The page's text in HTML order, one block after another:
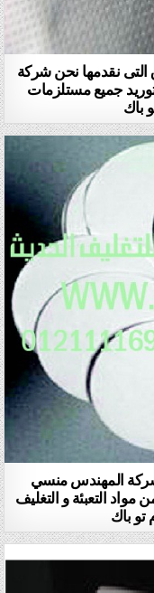
التى نقدمها نحن شركة
جميع مستلزمات
باك
شركة المهندس منسي
التعبئة و التغليف
تو باك